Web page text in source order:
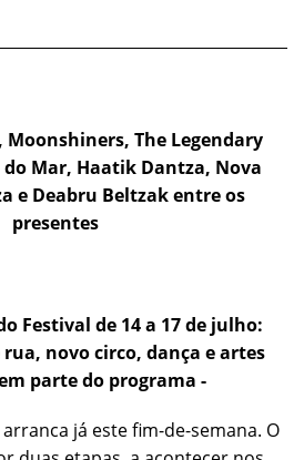
Moonshiners, The Legendary
Mar, Haatik Dantza, Nova
e Deabru Beltzak entre os
presentes
Festival de 14 a 17 de julho:
novo circo, dança e artes
parte do programa -
já este fim-de-semana. O